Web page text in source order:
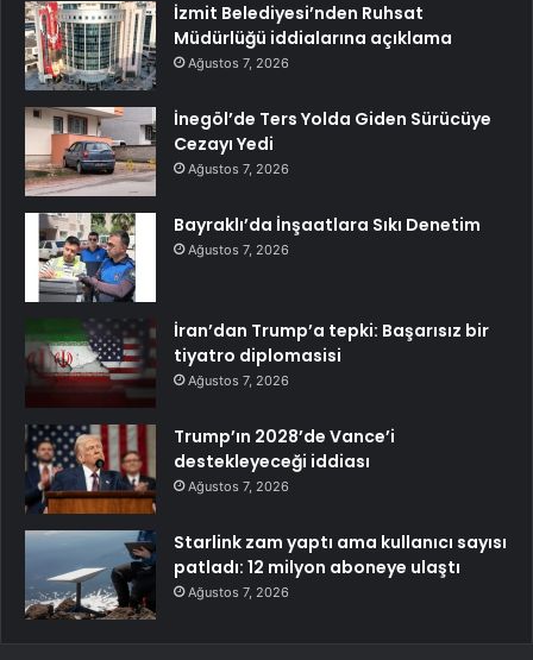
İzmit Belediyesi’nden Ruhsat
Müdürlüğü iddialarına açıklama
Ağustos 7, 2026
İnegöl’de Ters Yolda Giden Sürücüye
Cezayı Yedi
Ağustos 7, 2026
Bayraklı’da İnşaatlara Sıkı Denetim
Ağustos 7, 2026
İran’dan Trump’a tepki: Başarısız bir
tiyatro diplomasisi
Ağustos 7, 2026
Trump’ın 2028’de Vance’i
destekleyeceği iddiası
Ağustos 7, 2026
Starlink zam yaptı ama kullanıcı sayısı
patladı: 12 milyon aboneye ulaştı
Ağustos 7, 2026